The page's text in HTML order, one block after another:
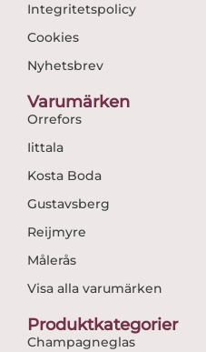
Integritetspolicy
Cookies
Nyhetsbrev
Varumärken
Orrefors
Iittala
Kosta Boda
Gustavsberg
Reijmyre
Målerås
Visa alla varumärken
Produktkategorier
Champagneglas